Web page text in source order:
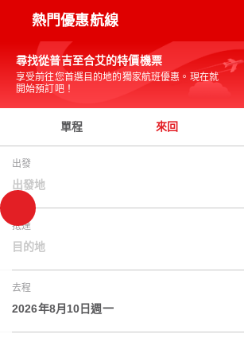
熱門優惠航線
尋找從普吉至合艾的特價機票
享受前往您首選目的地的獨家航班優惠。現在就
開始預訂吧！
單程 來回
出發
出發地
抵達
目的地
去程
2026年8月10日週一